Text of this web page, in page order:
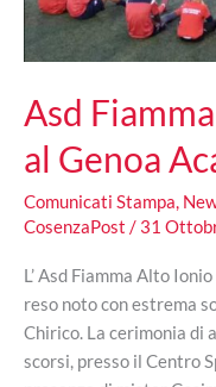
comunità
Asd
al Genoa
Comunicati Stampa,
CosenzaPost / 31
L’ Asd Fiamma Alto
reso noto con estrema
Chirico. La cerimonia di
scorsi, presso il Centro